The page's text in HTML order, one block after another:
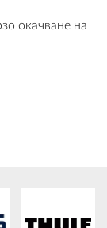
окачване на